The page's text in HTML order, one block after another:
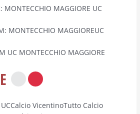
MONTECCHIO MAGGIORE UC
MONTECCHIO MAGGIOREUC
UC MONTECCHIO MAGGIORE
VicentinoTutto Calcio